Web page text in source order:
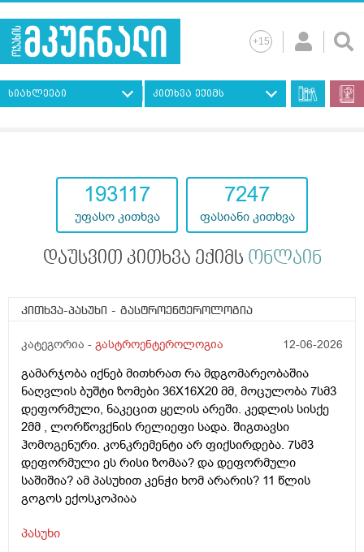
სიახლეები კითხვა ექიმს
193117
უფასო კითხვა
7247
ფასიანი კითხვა
დაუსვით კითხვა ექიმს ონლაინ
კითხვა-პასუხი - გასტროენტეროლოგია
კატეგორია - გასტროენტეროლოგია 12-06-2026
გამარჯობა იქნებ მითხრათ რა მდგომარეობაშია
ნაღვლის ბუშტი ზომები 36X16X20 მმ, მოცულობა 7სმ3
დეფორმული, ნაკეცით ყელის არეში. კედლის სისქე
2მმ , ლორწოვქნის რელიეფი სადა. შიგთავსი
ჰომოგენური. კონკრემენტი არ ფიქსირდება. 7სმ3
დეფორმული ეს რისი ზომაა? და დეფორმული
საშიშია? ამ პასუხით კენჭი ხომ არარის? 11 წლის
გოგოს ექოსკოპიაა
პასუხი